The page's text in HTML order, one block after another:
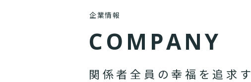
企業情報
CO M PANY
関 係者 全 員 の 幸 福 を 追 求 す